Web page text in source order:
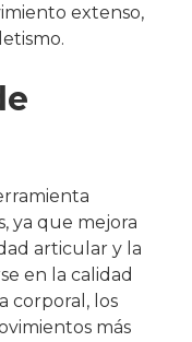
extenso,
ya que mejora
articular y la
en la calidad
corporal, los
más